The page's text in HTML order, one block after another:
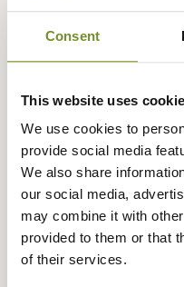
Consent
This website uses
We use cookies to
provide social media
We also share
our social media,
may combine it with
provided to them or that
of their services.
Sélection de printemps
Nouveautés Harkila
Utilisations par usage